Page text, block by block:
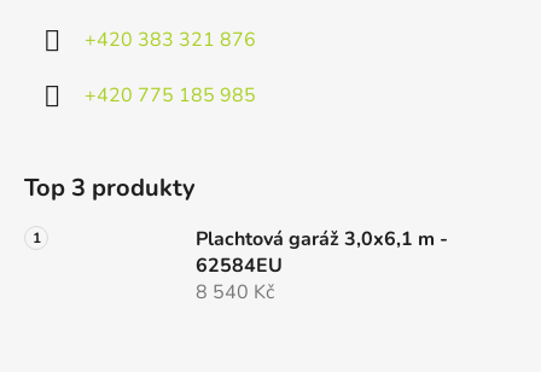
+420 383 321 876
+420 775 185 985
Top 3 produkty
Plachtová garáž 3,0x6,1 m -
62584EU
8 540 Kč